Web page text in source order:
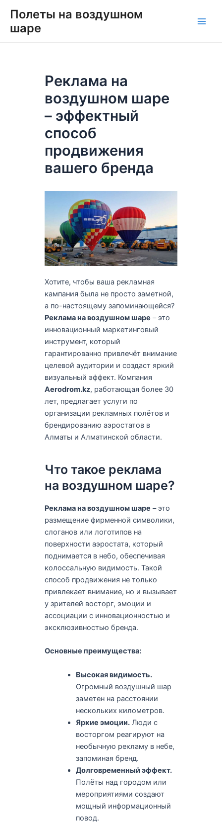
содержимому
Полеты на воздушном
шаре
Реклама на
воздушном шаре
– эффектный
способ
продвижения
вашего бренда
Хотите, чтобы ваша рекламная
кампания была не просто заметной,
а по-настоящему запоминающейся?
Реклама на воздушном шаре – это
инновационный маркетинговый
инструмент, который
гарантированно привлечёт внимание
целевой аудитории и создаст яркий
визуальный эффект. Компания
Aerodrom.kz, работающая более 30
лет, предлагает услуги по
организации рекламных полётов и
брендированию аэростатов в
Алматы и Алматинской области.
Что такое реклама
на воздушном шаре?
Реклама на воздушном шаре – это
размещение фирменной символики,
слоганов или логотипов на
поверхности аэростата, который
поднимается в небо, обеспечивая
колоссальную видимость. Такой
способ продвижения не только
привлекает внимание, но и вызывает
у зрителей восторг, эмоции и
ассоциации с инновационностью и
эксклюзивностью бренда.
Основные преимущества:
Высокая видимость.
Огромный воздушный шар
заметен на расстоянии
нескольких километров.
Яркие эмоции. Люди с
восторгом реагируют на
необычную рекламу в небе,
запоминая бренд.
Долговременный эффект.
Полёты над городом или
мероприятиями создают
мощный информационный
повод.
по
записям